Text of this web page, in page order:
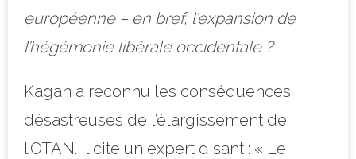
européenne – en bref, l’expansion de
l’hégémonie libérale occidentale ?
Kagan a reconnu les conséquences
désastreuses de l’élargissement de
l’OTAN. Il cite un expert disant : « Le